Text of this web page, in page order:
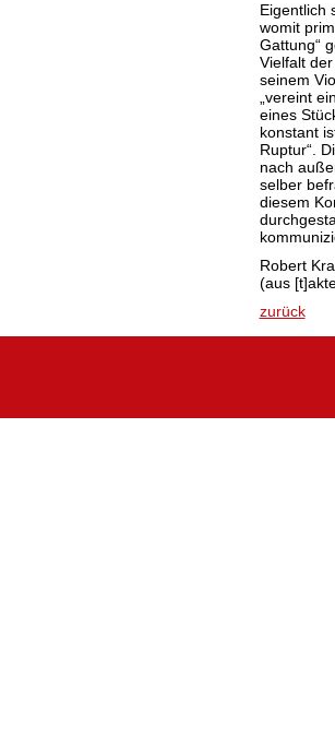
Eigentlich
womit
Gattung“
Vielfalt
seinem
„vereint
eines
konstant
Ruptur“.
nach
selber
diesem
Robert
(aus
zurück